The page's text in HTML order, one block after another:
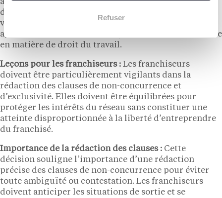
Refuser
démarre pas avant la fin du contrat, le franchisé ne
viole pas la clause de non-concurrence. Cette
approche est conforme à une jurisprudence antérieure
en matière de droit du travail.
Leçons pour les franchiseurs : Les franchiseurs
doivent être particulièrement vigilants dans la
rédaction des clauses de non-concurrence et
d’exclusivité. Elles doivent être équilibrées pour
protéger les intérêts du réseau sans constituer une
atteinte disproportionnée à la liberté d’entreprendre
du franchisé.
Importance de la rédaction des clauses : Cette
décision souligne l’importance d’une rédaction
précise des clauses de non-concurrence pour éviter
toute ambiguïté ou contestation. Les franchiseurs
doivent anticiper les situations de sortie et se